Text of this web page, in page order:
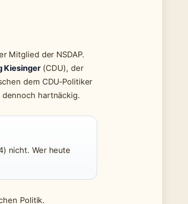
Mitglied der NSDAP.
Kiesinger(CDU), der
dem CDU‑Politiker
dennoch hartnäckig.
nicht. Wer heute
Politik.